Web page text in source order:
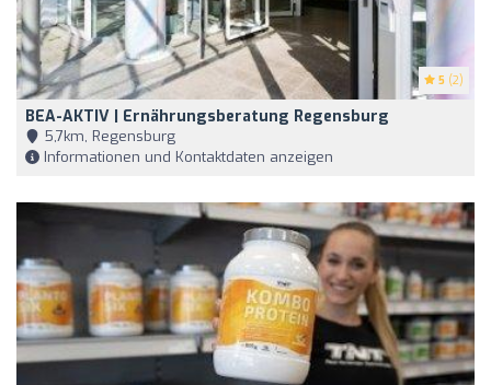
5 (2)
BEA-AKTIV | Ernährungsberatung Regensburg
5,7km, Regensburg
Informationen und Kontaktdaten anzeigen